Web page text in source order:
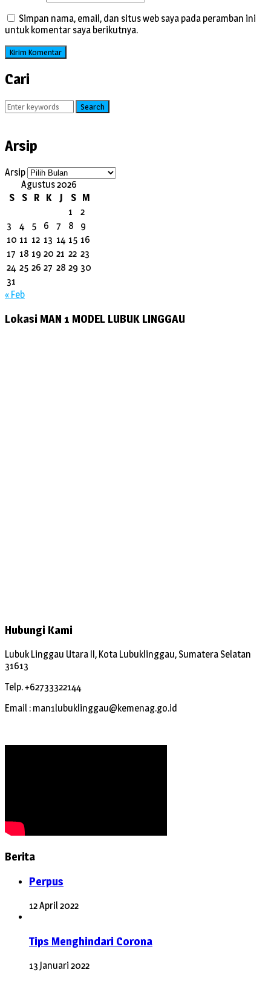
Simpan nama, email, dan situs web saya pada peramban ini
untuk komentar saya berikutnya.
Cari
Search
Arsip
Arsip
Agustus 2026
S
S R K J S
M
1
2
3
4 5 6 7 8
9
10 11 12 13 14 15 16
17 18 19 20 21 22 23
24 25 26 27 28 29 30
31
« Feb
Lokasi MAN 1 MODEL LUBUK LINGGAU
Hubungi Kami
Lubuk Linggau Utara II, Kota Lubuklinggau, Sumatera Selatan
31613
Telp. +62733322144
Email : man1lubuklinggau@kemenag.go.id
Berita
Perpus
12 April 2022
Tips Menghindari Corona
13 Januari 2022